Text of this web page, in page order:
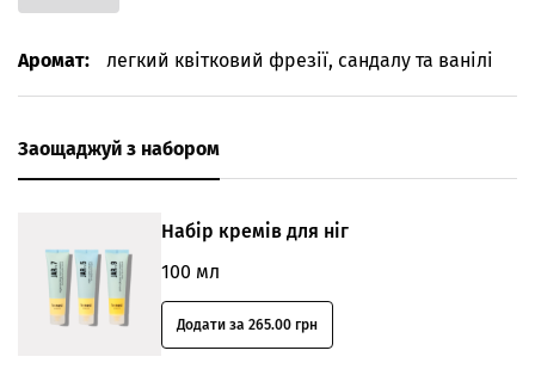
Аромат: легкий квітковий фрезії, сандалу та ванілі
Заощаджуй з набором
Набір кремів для ніг
100 мл
Додати за 265.00 грн